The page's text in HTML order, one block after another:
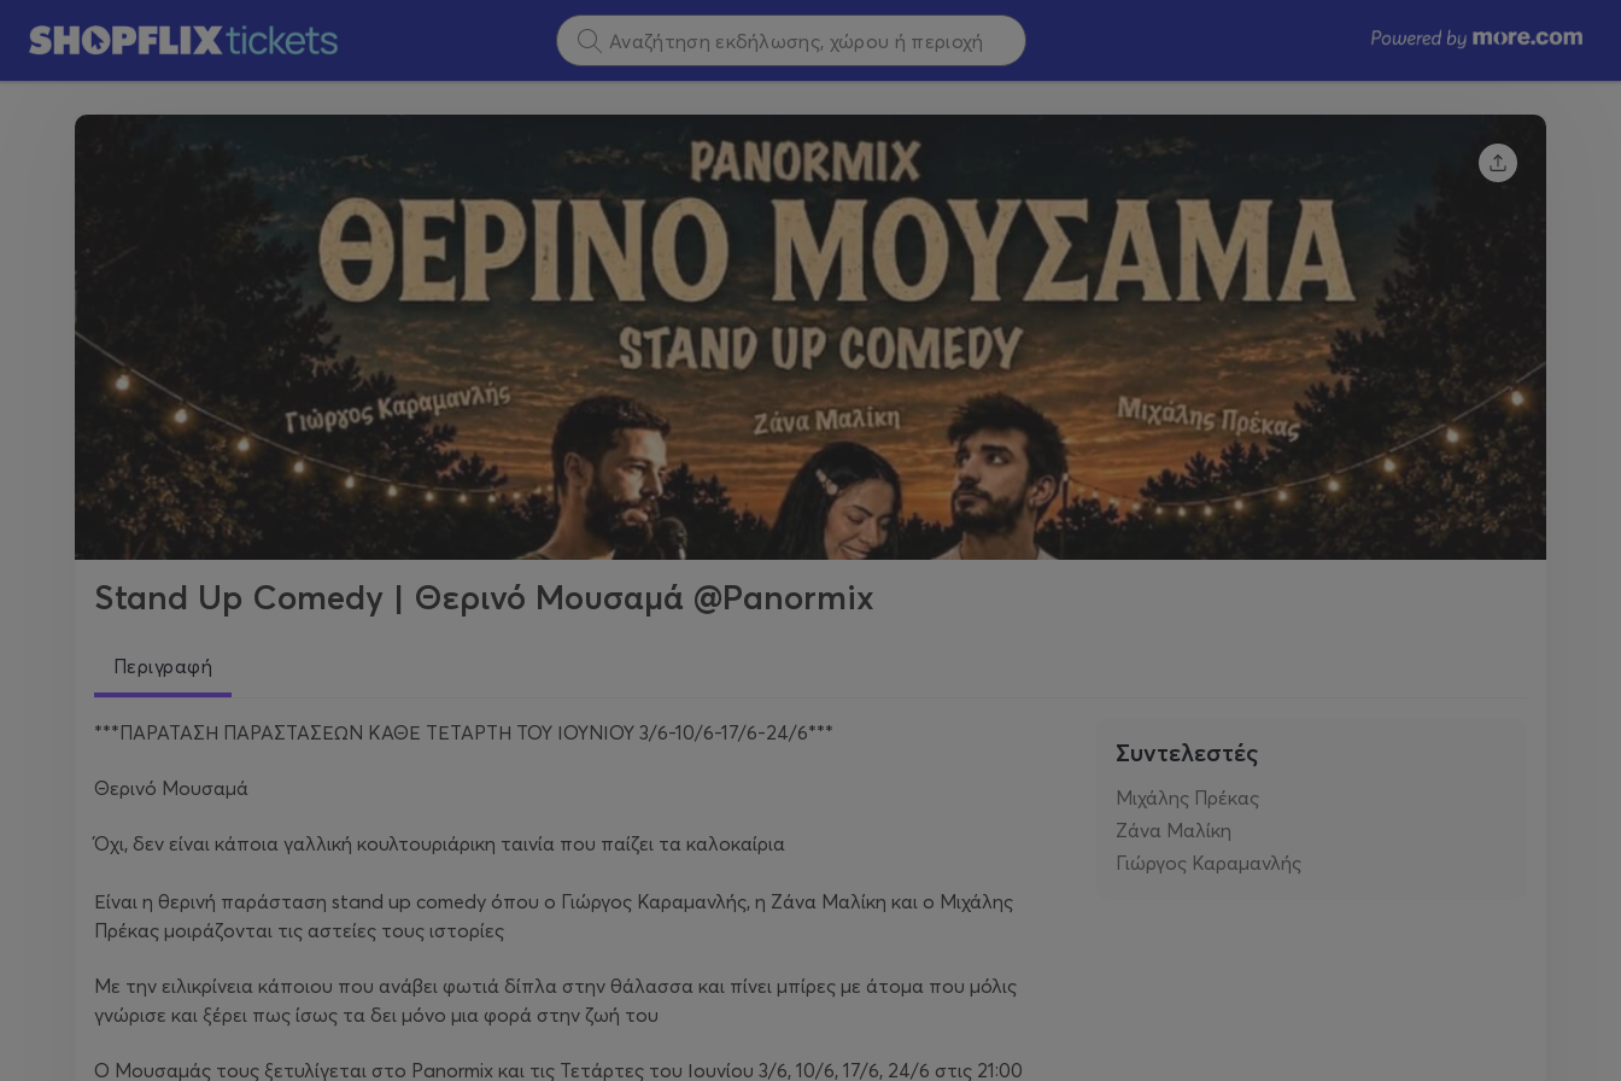
Stand Up Comedy | Θερινό Μουσαμά @Panormix
Περιγραφή
***ΠΑΡΑΤΑΣΗ ΠΑΡΑΣΤΑΣΕΩΝ ΚΑΘΕ ΤΕΤΑΡΤΗ ΤΟΥ ΙΟΥΝΙΟΥ 3/6-10/6-17/6-24/6***
Θερινό Μουσαμά
Όχι, δεν είναι κάποια γαλλική κουλτουριάρικη ταινία που παίζει τα καλοκαίρια
Είναι η θερινή παράσταση stand up comedy όπου ο Γιώργος Καραμανλής, η Ζάνα Μαλίκη και ο Μιχάλης
Πρέκας μοιράζονται τις αστείες τους ιστορίες
Με την ειλικρίνεια κάποιου που ανάβει φωτιά δίπλα στην θάλασσα και πίνει μπίρες με άτομα που μόλις
γνώρισε και ξέρει πως ίσως τα δει μόνο μια φορά στην ζωή του
Ο Μουσαμάς τους ξετυλίγεται στο Panormix και τις Τετάρτες του Ιουνίου 3/6, 10/6, 17/6, 24/6 στις 21:00
Συντελεστές
Μιχάλης Πρέκας
Ζάνα Μαλίκη
Γιώργος Καραμανλής